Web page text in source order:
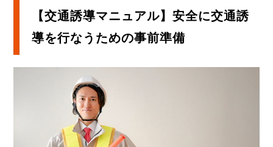
【交通誘導マニュアル】安全に交通誘
導を行なうための事前準備